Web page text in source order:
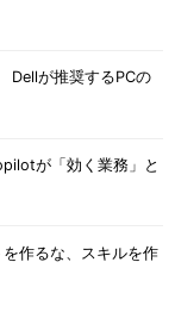
Dellが推奨するPCの
が「効く業務」と
作るな、スキルを作